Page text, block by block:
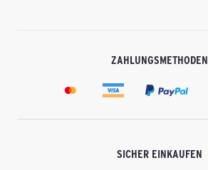
ZAHLUNGSMETHODEN
SICHER EINKAUFEN